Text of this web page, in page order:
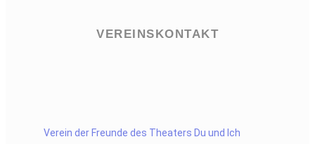
VEREINSKONTAKT
Verein der Freunde des Theaters Du und Ich